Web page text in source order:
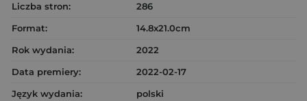
Liczba stron:
286
Format:
14.8x21.0cm
Rok wydania:
2022
Data premiery:
2022-02-17
Język wydania:
polski